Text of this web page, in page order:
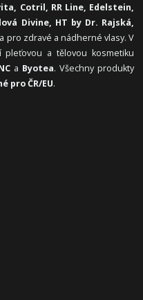
Cotril, RR Line, Edelstein,
Divine, HT by Dr. Rajská,
pro zdravé a nádherné vlasy. V
a tělovou kosmetiku
a Byotea. Všechny produkty
pro ČR/EU.